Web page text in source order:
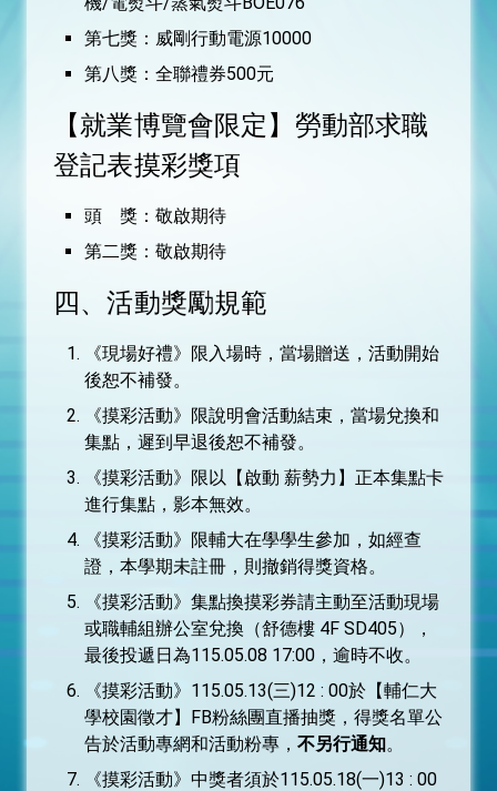
第七獎：威剛行動電源10000
第八獎：全聯禮券500元
【就業博覽會限定】勞動部求職
登記表摸彩獎項
頭 獎：敬啟期待
第二獎：敬啟期待
四、活動獎勵規範
《現場好禮》限入場時，當場贈送，活動開始
後恕不補發。
《摸彩活動》限說明會活動結束，當場兌換和
集點，遲到早退後恕不補發。
《摸彩活動》限以【啟動 薪勢力】正本集點卡
進行集點，影本無效。
《摸彩活動》限輔大在學學生參加，如經查
證，本學期未註冊，則撤銷得獎資格。
《摸彩活動》集點換摸彩券請主動至活動現場
或職輔組辦公室兌換（舒德樓 4F SD405），
最後投遞日為115.05.08 17:00，逾時不收。
《摸彩活動》115.05.13(三)12 : 00於【輔仁大
學校園徵才】FB粉絲團直播抽獎，得獎名單公
告於活動專網和活動粉專， 不另行通知。
《摸彩活動》中獎者須於115.05.18(一)13 : 00